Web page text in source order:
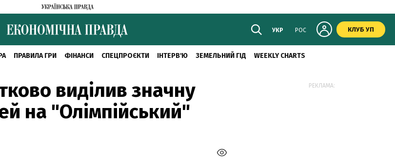
УКР РОС КЛУБ УП
ПРАВИЛА ГРИ ФІНАНСИ СПЕЦПРОЄКТИ ІНТЕРВ'Ю ЗЕМЕЛЬНИЙ ГІД WEEKLY CHARTS
виділив значну
на "Олімпійський"
РЕКЛАМА: